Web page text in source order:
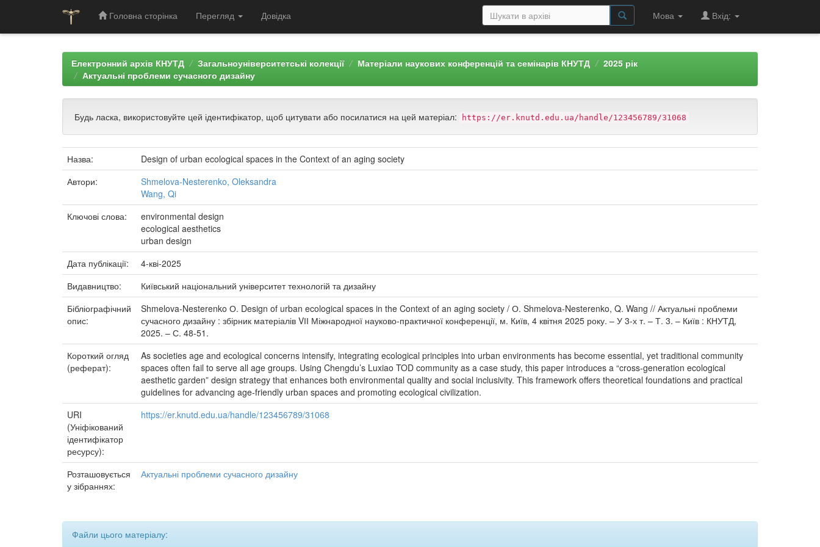
Головна сторінка Перегляд Довідка Мова Вхід:
Електронний архів КНУТД Загальноуніверситетські колекції Матеріали наукових конференцій та семінарів КНУТД
2025 рік
Актуальні проблеми сучасного дизайну
Будь ласка, використовуйте цей ідентифікатор, щоб цитувати або посилатися на цей матеріал: https://er.knutd.edu.ua/handle/123456789/31068
Назва:
Design of urban ecological spaces in the Context of an aging society
Автори:
Shmelova-Nesterenko, Oleksandra
Wang, Qi
Ключові слова:
environmental design
ecological aesthetics
urban design
Дата публікації:
4-кві-2025
Видавництво:
Київський національний університет технологій та дизайну
Бібліографічний
опис:
Shmelova-Nesterenko О. Design of urban ecological spaces in the Context of an aging society / О. Shmelova-Nesterenko, Q. Wang // Актуальні проблеми
сучасного дизайну : збірник матеріалів VІІ Міжнародної науково-практичної конференції, м. Київ, 4 квітня 2025 року. – У 3-х т. – Т. 3. – Київ : КНУТД,
2025. – С. 48-51.
Короткий огляд
(реферат):
As societies age and ecological concerns intensify, integrating ecological principles into urban environments has become essential, yet traditional community
spaces often fail to serve all age groups. Using Chengdu’s Luxiao TOD community as a case study, this paper introduces a “cross-generation ecological
aesthetic garden” design strategy that enhances both environmental quality and social inclusivity. This framework offers theoretical foundations and practical
guidelines for advancing age-friendly urban spaces and promoting ecological civilization.
URI
(Уніфікований
ідентифікатор
ресурсу):
https://er.knutd.edu.ua/handle/123456789/31068
Розташовується
у зібраннях:
Актуальні проблеми сучасного дизайну
Файли цього матеріалу: